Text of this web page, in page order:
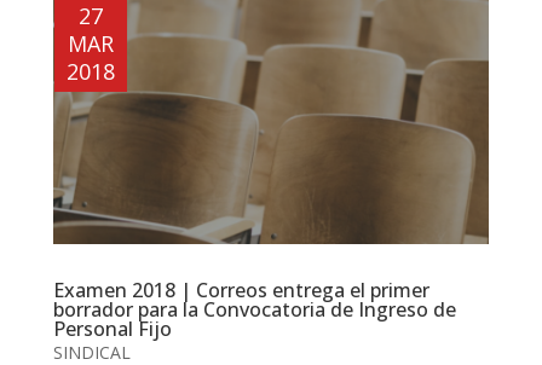
Examen 2018 | Correos entrega el primer
borrador para la Convocatoria de Ingreso de
Personal Fijo
27
MAR
2018
SINDICAL